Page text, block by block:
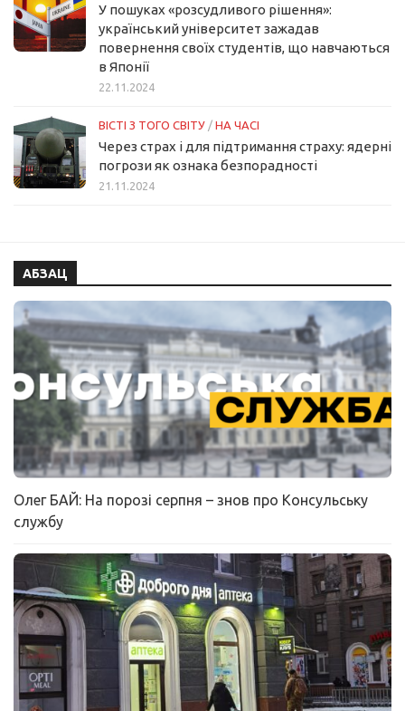
У пошуках «розсудливого рішення»:
український університет зажадав
повернення своїх студентів, що навчаються
в Японії
22.11.2024
ВІСТІ З ТОГО СВІТУ / НА ЧАСІ
Через страх і для підтримання страху: ядерні
погрози як ознака безпорадності
21.11.2024
АБЗАЦ
Олег БАЙ: На порозі серпня – знов про Консульську
службу